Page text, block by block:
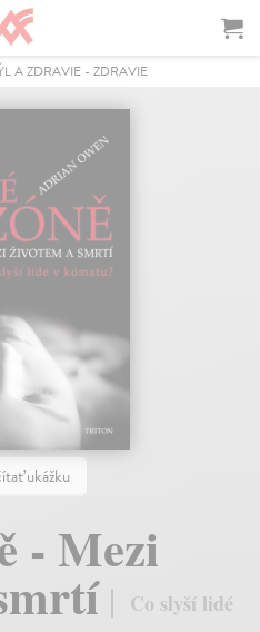
A ZDRAVIE - ZDRAVIE
ukážku
- Mezi
Co slyší lidé